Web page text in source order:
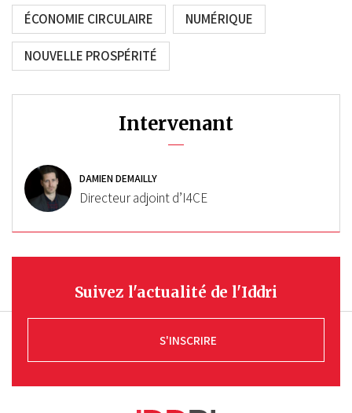
ÉCONOMIE CIRCULAIRE NUMÉRIQUE
NOUVELLE PROSPÉRITÉ
Intervenant
DAMIEN DEMAILLY
Directeur adjoint d’I4CE
Suivez l'actualité de l'Iddri
S'INSCRIRE